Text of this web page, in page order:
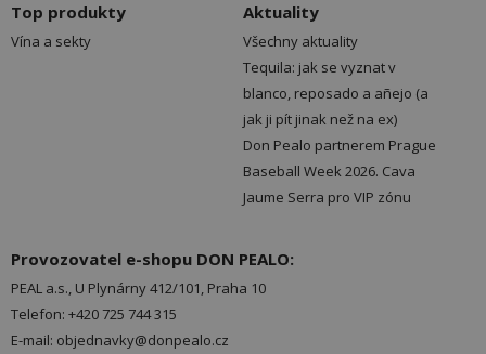
Top produkty
Vína a sekty
Aktuality
Všechny aktuality
Tequila: jak se vyznat v
blanco, reposado a añejo (a
jak ji pít jinak než na ex)
Don Pealo partnerem Prague
Baseball Week 2026. Cava
Jaume Serra pro VIP zónu
Provozovatel e-shopu DON PEALO:
PEAL a.s., U Plynárny 412/101, Praha 10
Telefon: +420 725 744 315
E-mail: objednavky@donpealo.cz